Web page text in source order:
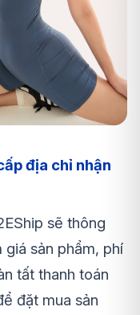
địa chỉ nhận
sẽ thông
sản phẩm, phí
tất thanh toán
đặt mua sản